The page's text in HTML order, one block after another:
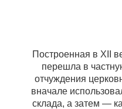
Построенная в XII
перешла в
отчуждения
вначале
склада, а затем —